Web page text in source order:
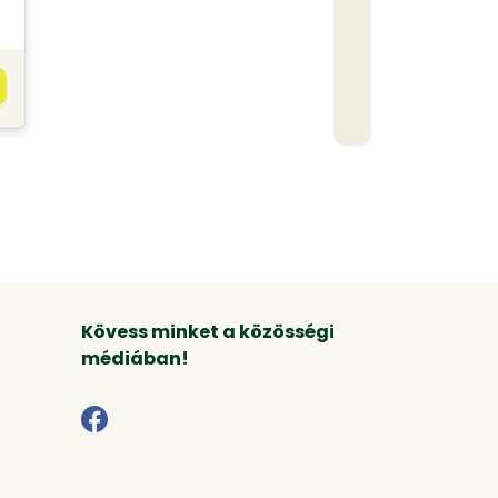
Kövess minket a közösségi
médiában!